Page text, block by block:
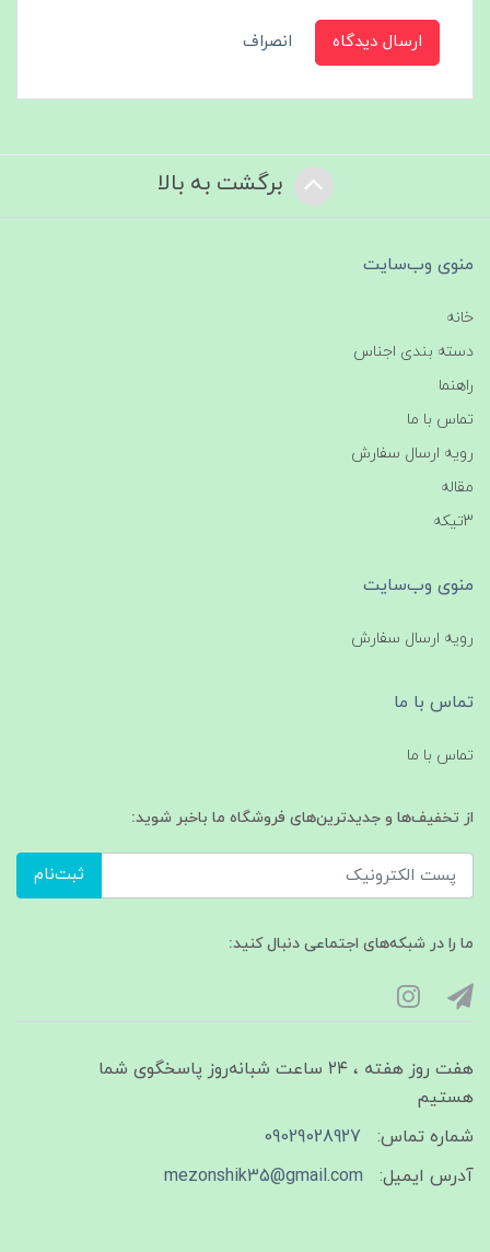
ارسال دیدگاه انصراف
برگشت به بالا
منوی وب‌سایت
خانه
دسته بندی اجناس
راهنما
تماس با ما
رویه ارسال سفارش
مقاله
3تیکه
منوی وب‌سایت
رویه ارسال سفارش
تماس با ما
تماس با ما
از تخفیف‌ها و جدیدترین‌های فروشگاه ما باخبر شوید:
ثبت‌نام
ما را در شبکه‌های اجتماعی دنبال کنید:
هفت روز هفته ، ۲۴ ساعت شبانه‌روز پاسخگوی شما
هستیم
شماره تماس:
09029028927
آدرس ایمیل:
mezonshik35@gmail.com